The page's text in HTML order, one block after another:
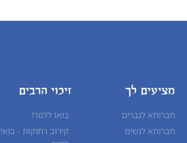
מציעים לך
חברותא לגברים
חברותא לנשים
זיכוי הרבים
בואו ללמד!
קירוב רחוקות - בואי